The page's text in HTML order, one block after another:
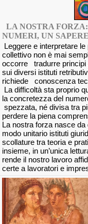
LA NOSTRA
NUMERI, UN
Leggere e interpretare
collettivo non è mai
occorre tradurre principi
sui diversi istituti
richiede conoscenza
La difficoltà sta proprio
la concretezza del
spezzata, né divisa tra
perdere la piena
La nostra forza nasce
modo unitario istituti
scollature tra teoria e
insieme, in un’unica
rende il nostro lavoro
certe a lavoratori e